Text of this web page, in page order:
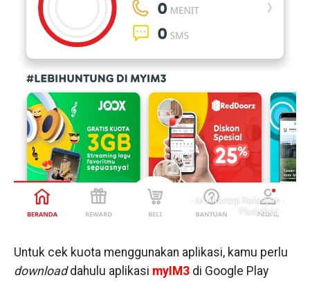
Untuk cek kuota menggunakan aplikasi, kamu perlu
downloaddahulu aplikasi myIM3di Google Play